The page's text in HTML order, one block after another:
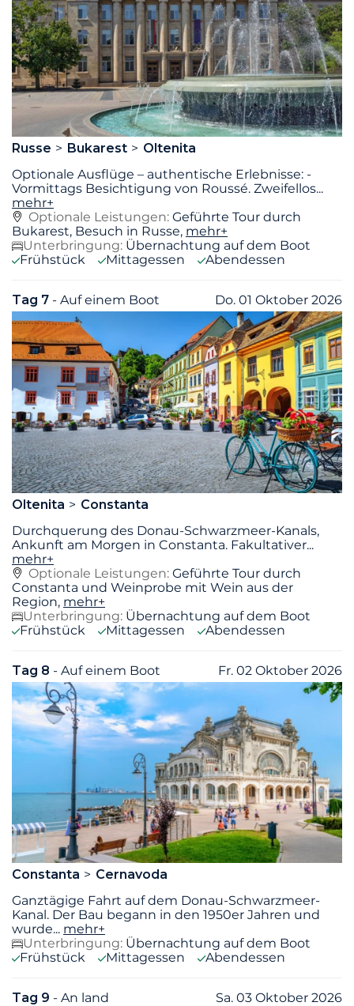
Russe Bukarest
Oltenita
Optionale Ausflüge – authentische Erlebnisse: -
Vormittags Besichtigung von Roussé. Zweifellos...
mehr+
Optionale Leistungen: Geführte Tour durch
Bukarest, Besuch in Russe, mehr+
Unterbringung: Übernachtung auf dem Boot
Frühstück
Mittagessen Abendessen
Tag 7 - Auf einem Boot Do. 01 Oktober 2026
Oltenita
Constanta
Durchquerung des Donau-Schwarzmeer-Kanals,
Ankunft am Morgen in Constanta. Fakultativer...
mehr+
Optionale Leistungen: Geführte Tour durch
Constanta und Weinprobe mit Wein aus der
Region, mehr+
Unterbringung: Übernachtung auf dem Boot
Frühstück
Mittagessen Abendessen
Tag 8 - Auf einem Boot Fr. 02 Oktober 2026
Constanta
Cernavoda
Ganztägige Fahrt auf dem Donau-Schwarzmeer-
Kanal. Der Bau begann in den 1950er Jahren und
wurde... mehr+
Unterbringung: Übernachtung auf dem Boot
Frühstück
Mittagessen Abendessen
Tag 9 - An land Sa. 03 Oktober 2026